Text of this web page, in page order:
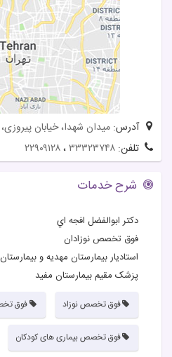
آدرس: میدان شهدا، خیابان
تلفن: ۳۳۳۲۳۷۴۸،۲۲۹۰۹۱۲۸
شرح خدمات
دكتر ابوالفضل افجه اي
فوق تخصص نوزادان
استادیار بیمارستان مهدیه و
پزشک مقیم بیمارستان مفید
فوق تخصص نوزاد فوق
فوق تخصص بیماری های کودکان